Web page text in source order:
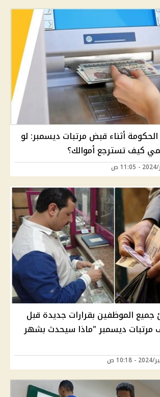
أثناء قبض مرتبات ديسمبر: لو
كيف تسترجع أموالك؟
جميع الموظفين بقرارات جديدة قبل
ديسمبر "ماذا سيحدث بشهر